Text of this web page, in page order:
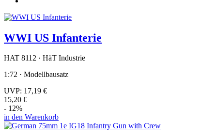
WWI US Infanterie
HAT 8112 · HäT Industrie
1:72 · Modellbausatz
UVP: 17,19 €
15,20 €
- 12%
in den Warenkorb